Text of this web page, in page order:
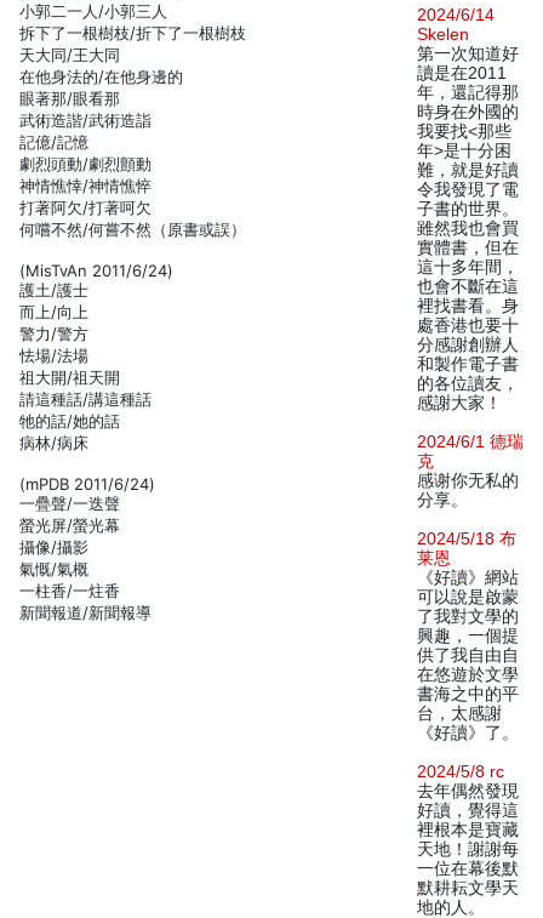
小郭二一人/小郭三人
拆下了一根樹枝/折下了一根樹枝
天大同/王大同
在他身法的/在他身邊的
眼著那/眼看那
武術造諧/武術造詣
記億/記憶
劇烈頭動/劇烈顫動
神情憔悻/神情憔悴
打著阿欠/打著呵欠
何嚐不然/何嘗不然（原書或誤）
(MisTvAn 2011/6/24)
護土/護士
而上/向上
警力/警方
怯場/法場
祖大開/祖天開
請這種話/講這種話
牠的話/她的話
病林/病床
(mPDB 2011/6/24)
一疊聲/一迭聲
螢光屏/螢光幕
攝像/攝影
氣慨/氣概
一柱香/一炷香
新聞報道/新聞報導
2024/6/14
Skelen
第一次知道好
讀是在2011
年，還記得那
時身在外國的
我要找<那些
年>是十分困
難，就是好讀
令我發現了電
子書的世界。
雖然我也會買
實體書，但在
這十多年間，
也會不斷在這
裡找書看。身
處香港也要十
分感謝創辦人
和製作電子書
的各位讀友，
感謝大家！
2024/6/1 德瑞
克
感谢你无私的
分享。
2024/5/18 布
莱恩
《好讀》網站
可以說是啟蒙
了我對文學的
興趣，一個提
供了我自由自
在悠遊於文學
書海之中的平
台，太感謝
《好讀》了。
2024/5/8 rc
去年偶然發現
好讀，覺得這
裡根本是寶藏
天地！謝謝每
一位在幕後默
默耕耘文學天
地的人。